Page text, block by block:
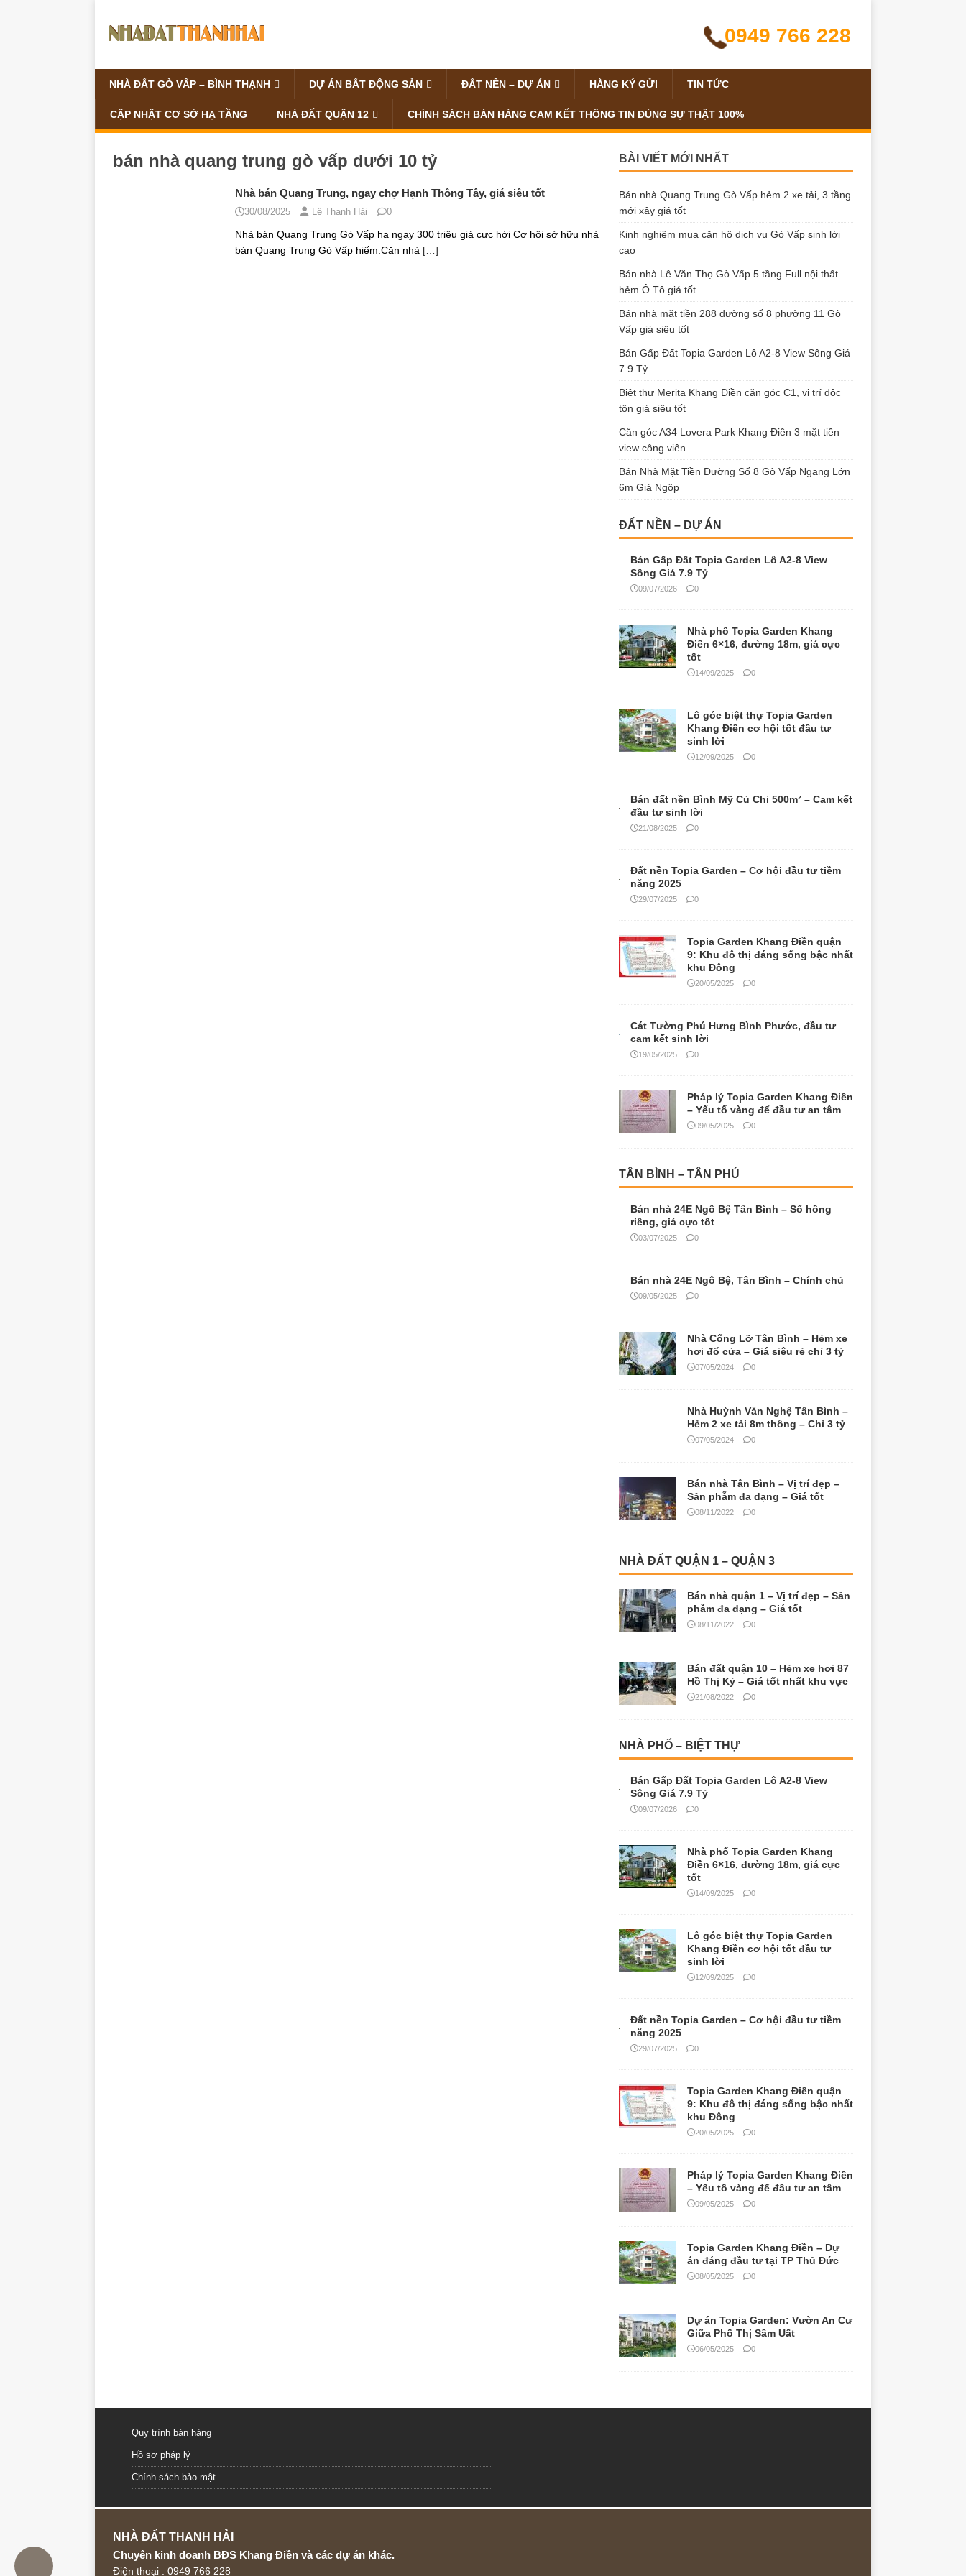
0949 766 228
NHÀ ĐẤT GÒ VẤP – BÌNH THẠNH DỰ ÁN BẤT ĐỘNG SẢN ĐẤT NỀN – DỰ ÁN HÀNG KÝ GỬI TIN TỨC
CẬP NHẬT CƠ SỞ HẠ TẦNG NHÀ ĐẤT QUẬN 12 CHÍNH SÁCH BÁN HÀNG CAM KẾT THÔNG TIN ĐÚNG SỰ THẬT 100%
bán nhà quang trung gò vấp dưới 10 tỷ
Nhà bán Quang Trung, ngay chợ Hạnh Thông Tây, giá siêu tốt
30/08/2025 Lê Thanh Hải 0
Nhà bán Quang Trung Gò Vấp hạ ngay 300 triệu giá cực hời Cơ hội sở hữu nhà
bán Quang Trung Gò Vấp hiếm.Căn nhà […]
BÀI VIẾT MỚI NHẤT
Bán nhà Quang Trung Gò Vấp hẻm 2 xe tải, 3 tầng
mới xây giá tốt
Kinh nghiệm mua căn hộ dịch vụ Gò Vấp sinh lời
cao
Bán nhà Lê Văn Thọ Gò Vấp 5 tầng Full nội thất
hẻm Ô Tô giá tốt
Bán nhà mặt tiền 288 đường số 8 phường 11 Gò
Vấp giá siêu tốt
Bán Gấp Đất Topia Garden Lô A2-8 View Sông Giá
7.9 Tỷ
Biệt thự Merita Khang Điền căn góc C1, vị trí độc
tôn giá siêu tốt
Căn góc A34 Lovera Park Khang Điền 3 mặt tiền
view công viên
Bán Nhà Mặt Tiền Đường Số 8 Gò Vấp Ngang Lớn
6m Giá Ngộp
ĐẤT NỀN – DỰ ÁN
Bán Gấp Đất Topia Garden Lô A2-8 View
Sông Giá 7.9 Tỷ
09/07/2026 0
Nhà phố Topia Garden Khang
Điền 6×16, đường 18m, giá cực
tốt
14/09/2025 0
Lô góc biệt thự Topia Garden
Khang Điền cơ hội tốt đầu tư
sinh lời
12/09/2025 0
Bán đất nền Bình Mỹ Củ Chi 500m² – Cam kết
đầu tư sinh lời
21/08/2025 0
Đất nền Topia Garden – Cơ hội đầu tư tiềm
năng 2025
29/07/2025 0
Topia Garden Khang Điền quận
9: Khu đô thị đáng sống bậc nhất
khu Đông
20/05/2025 0
Cát Tường Phú Hưng Bình Phước, đầu tư
cam kết sinh lời
19/05/2025 0
Pháp lý Topia Garden Khang Điền
– Yếu tố vàng để đầu tư an tâm
09/05/2025 0
TÂN BÌNH – TÂN PHÚ
Bán nhà 24E Ngô Bệ Tân Bình – Sổ hồng
riêng, giá cực tốt
03/07/2025 0
Bán nhà 24E Ngô Bệ, Tân Bình – Chính chủ
09/05/2025 0
Nhà Cống Lỡ Tân Bình – Hẻm xe
hơi đổ cửa – Giá siêu rẻ chỉ 3 tỷ
07/05/2024 0
Nhà Huỳnh Văn Nghệ Tân Bình –
Hẻm 2 xe tải 8m thông – Chỉ 3 tỷ
07/05/2024 0
Bán nhà Tân Bình – Vị trí đẹp –
Sản phẫm đa dạng – Giá tốt
08/11/2022 0
NHÀ ĐẤT QUẬN 1 – QUẬN 3
Bán nhà quận 1 – Vị trí đẹp – Sản
phẫm đa dạng – Giá tốt
08/11/2022 0
Bán đất quận 10 – Hẻm xe hơi 87
Hồ Thị Kỷ – Giá tốt nhất khu vực
21/08/2022 0
NHÀ PHỐ – BIỆT THỰ
Bán Gấp Đất Topia Garden Lô A2-8 View
Sông Giá 7.9 Tỷ
09/07/2026 0
Nhà phố Topia Garden Khang
Điền 6×16, đường 18m, giá cực
tốt
14/09/2025 0
Lô góc biệt thự Topia Garden
Khang Điền cơ hội tốt đầu tư
sinh lời
12/09/2025 0
Đất nền Topia Garden – Cơ hội đầu tư tiềm
năng 2025
29/07/2025 0
Topia Garden Khang Điền quận
9: Khu đô thị đáng sống bậc nhất
khu Đông
20/05/2025 0
Pháp lý Topia Garden Khang Điền
– Yếu tố vàng để đầu tư an tâm
09/05/2025 0
Topia Garden Khang Điền – Dự
án đáng đầu tư tại TP Thủ Đức
08/05/2025 0
Dự án Topia Garden: Vườn An Cư
Giữa Phố Thị Sầm Uất
06/05/2025 0
Quy trình bán hàng
Hồ sơ pháp lý
Chính sách bảo mật
NHÀ ĐẤT THANH HẢI
Chuyên kinh doanh BĐS Khang Điền và các dự án khác.
Điện thoại : 0949 766 228